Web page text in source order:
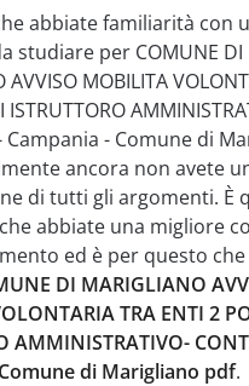
abbiate familiarità con
studiare per COMUNE DI
AVVISO MOBILITA
ISTRUTTORO
Campania - Comune di
ancora non avete
di tutti gli argomenti. È
abbiate una migliore
ed è per questo
DI MARIGLIANO
TRA ENTI 2
AMMINISTRATIVO-
di Marigliano pdf.